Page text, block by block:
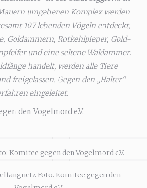
umgebenen Komplex werden
107 lebenden Vögeln entdeckt,
Goldammern, Rotkehlpieper, Gold-
und eine seltene Waldammer.
handelt, werden alle Tiere
freigelassen. Gegen den „Halter“
eingeleitet.
den Vogelmord e.V.
Komitee gegen den Vogelmord e.V.
Foto: Komitee gegen den